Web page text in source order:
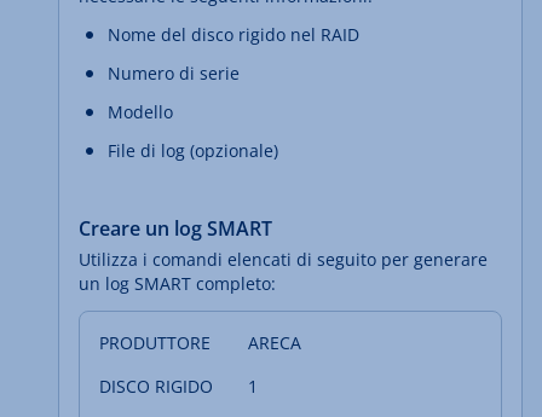
Nome del disco rigido nel RAID
Numero di serie
Modello
File di log (opzionale)
Creare un log SMART
Utilizza i comandi elencati di seguito per generare
un log SMART completo:
ARECA
1